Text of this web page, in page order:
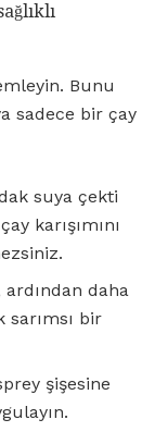
Bunu
sadece bir çay
suya çekti
karışımını
daha
bir
şişesine